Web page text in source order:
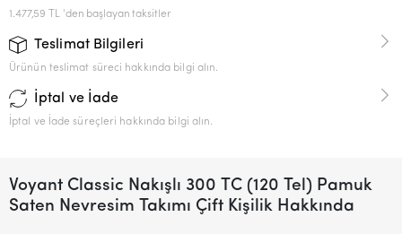
1.477,59 TL 'den başlayan taksitler
Teslimat Bilgileri
Ürünün teslimat süreci hakkında bilgi alın.
İptal ve İade
İptal ve İade süreçleri hakkında bilgi alın.
Voyant Classic Nakışlı 300 TC (120 Tel) Pamuk
Saten Nevresim Takımı Çift Kişilik Hakkında